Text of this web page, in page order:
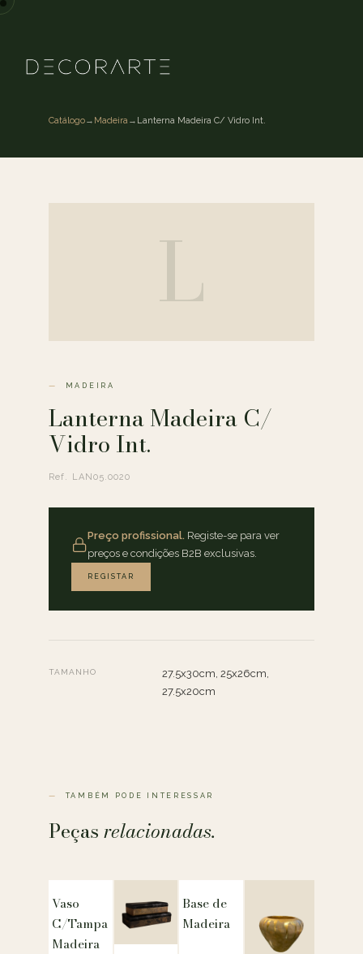
Catálogo→ Madeira→ Lanterna Madeira C/ Vidro Int.
L
MADEIRA
Lanterna Madeira C/
Vidro Int.
Ref. LAN05.0020
Preço profissional. Registe-se para ver
preços e condições B2B exclusivas.
REGISTAR
TAMANHO
27.5x30cm, 25x26cm,
27.5x20cm
TAMBÉM PODE INTERESSAR
Peçasrelacionadas.
Vaso
C/Tampa
Madeira
Base de
Madeira